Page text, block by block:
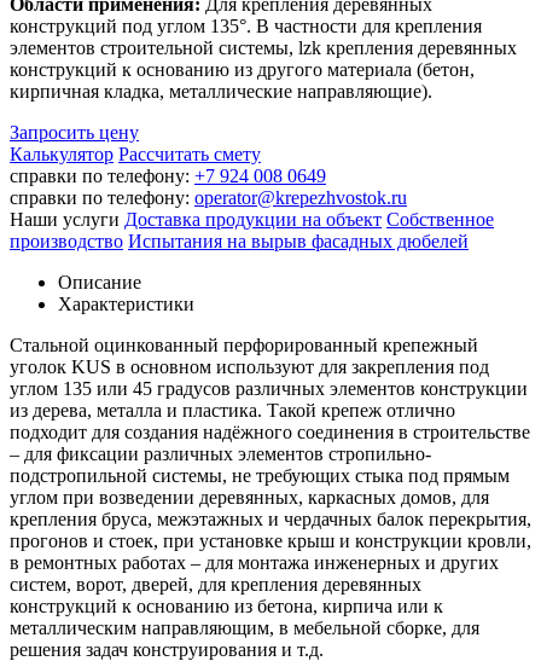
конструкций под углом 135°. В частности для крепления
элементов строительной системы, lzk крепления деревянных
конструкций к основанию из другого материала (бетон,
кирпичная кладка, металлические направляющие).
Запросить цену
Калькулятор Рассчитать смету
справки по телефону: +7 924 008 0649
справки по телефону: operator@krepezhvostok.ru
Наши услуги Доставка продукции на объект Собственное
производство Испытания на вырыв фасадных дюбелей
Описание
Характеристики
Стальной оцинкованный перфорированный крепежный
уголок KUS в основном используют для закрепления под
углом 135 или 45 градусов различных элементов конструкции
из дерева, металла и пластика. Такой крепеж отлично
подходит для создания надёжного соединения в строительстве
– для фиксации различных элементов стропильно-
подстропильной системы, не требующих стыка под прямым
углом при возведении деревянных, каркасных домов, для
крепления бруса, межэтажных и чердачных балок перекрытия,
прогонов и стоек, при установке крыш и конструкции кровли,
в ремонтных работах – для монтажа инженерных и других
систем, ворот, дверей, для крепления деревянных
конструкций к основанию из бетона, кирпича или к
металлическим направляющим, в мебельной сборке, для
решения задач конструирования и т.д.